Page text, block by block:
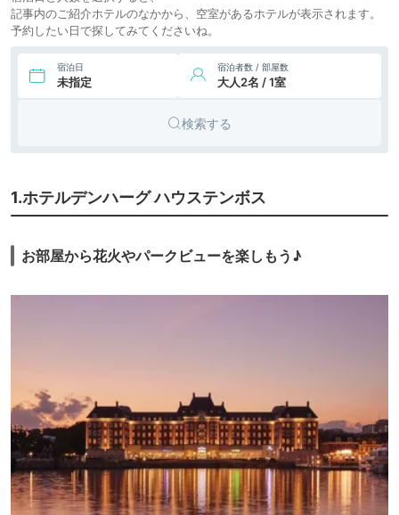
8.大江戸温泉物語
Premium 西海橋
13,039円〜 13,100円〜
リゾート
天然温泉ばってんの
湯 ホテルローレラ
イ
4,535円〜
icotto
4,500円〜
楽天トラベル
ラ波佐見
icotto
佐世保
icotto 楽天トラベル
記事内のご紹介ホテルのなかから、空室があるホテルが表示されます。
予約したい日で探してみてくださいね。
宿泊日
未指定
宿泊者数 / 部屋数
大人2名 / 1室
検索する
1.ホテルデンハーグ ハウステンボス
お部屋から花火やパークビューを楽しもう♪